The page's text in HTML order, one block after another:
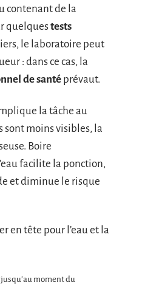
contenant de la
quelquestests
le laboratoire peut
: dans ce cas, la
de santé prévaut.
la tâche au
sont moins visibles, la
Boire
facilite la ponction,
et diminue le risque
en tête pour l’eau et la
moment du